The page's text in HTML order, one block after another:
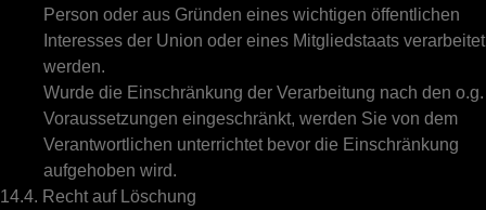
Person oder aus Gründen eines wichtigen öffentlichen
Interesses der Union oder eines Mitgliedstaats verarbeitet
werden.
Wurde die Einschränkung der Verarbeitung nach den o.g.
Voraussetzungen eingeschränkt, werden Sie von dem
Verantwortlichen unterrichtet bevor die Einschränkung
aufgehoben wird.
14.4. Recht auf Löschung